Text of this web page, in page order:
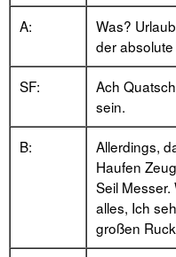
A:
Was?
der
SF:
Ach
sein.
B:
Allerdings,
Haufen
Seil
alles, Ich
großen